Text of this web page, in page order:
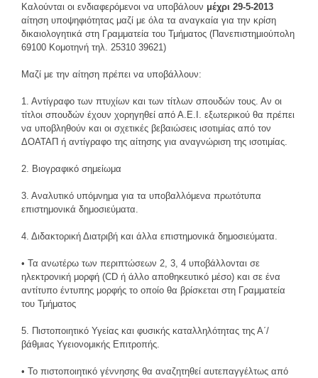
Καλούνται οι ενδιαφερόμενοι να υποβάλουν μέχρι 29-5-2013
αίτηση υποψηφιότητας μαζί με όλα τα αναγκαία για την κρίση
δικαιολογητικά στη Γραμματεία του Τμήματος (Πανεπιστημιούπολη
69100 Κομοτηνή τηλ. 25310 39621)
Μαζί με την αίτηση πρέπει να υποβάλλουν:
1. Αντίγραφο των πτυχίων και των τίτλων σπουδών τους. Αν οι
τίτλοι σπουδών έχουν χορηγηθεί από Α.Ε.Ι. εξωτερικού θα πρέπει
να υποβληθούν και οι σχετικές βεβαιώσεις ισοτιμίας από τον
ΔΟΑΤΑΠ ή αντίγραφο της αίτησης για αναγνώριση της ισοτιμίας.
2. Βιογραφικό σημείωμα
3. Αναλυτικό υπόμνημα για τα υποβαλλόμενα πρωτότυπα
επιστημονικά δημοσιεύματα.
4. Διδακτορική Διατριβή και άλλα επιστημονικά δημοσιεύματα.
• Τα ανωτέρω των περιπτώσεων 2, 3, 4 υποβάλλονται σε
ηλεκτρονική μορφή (CD ή άλλο αποθηκευτικό μέσο) και σε ένα
αντίτυπο έντυπης μορφής το οποίο θα βρίσκεται στη Γραμματεία
του Τμήματος
5. Πιστοποιητικό Υγείας και φυσικής καταλληλότητας της Α΄/
βάθμιας Υγειονομικής Επιτροπής.
• Το πιστοποιητικό γέννησης θα αναζητηθεί αυτεπαγγέλτως από